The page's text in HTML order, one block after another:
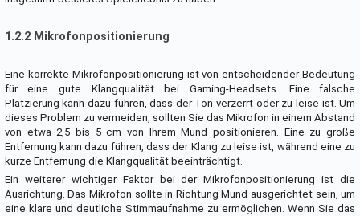
1.2.2 Mikrofonpositionierung
Eine korrekte Mikrofonpositionierung ist von entscheidender Bedeutung
für eine gute Klangqualität bei Gaming-Headsets. Eine falsche
Platzierung kann dazu führen, dass der Ton verzerrt oder zu leise ist. Um
dieses Problem zu vermeiden, sollten Sie das Mikrofon in einem Abstand
von etwa 2,5 bis 5 cm von Ihrem Mund positionieren. Eine zu große
Entfernung kann dazu führen, dass der Klang zu leise ist, während eine zu
kurze Entfernung die Klangqualität beeinträchtigt.
Ein weiterer wichtiger Faktor bei der Mikrofonpositionierung ist die
Ausrichtung. Das Mikrofon sollte in Richtung Mund ausgerichtet sein, um
eine klare und deutliche Stimmaufnahme zu ermöglichen. Wenn Sie das